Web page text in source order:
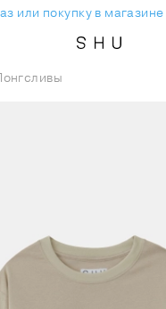
или покупку в